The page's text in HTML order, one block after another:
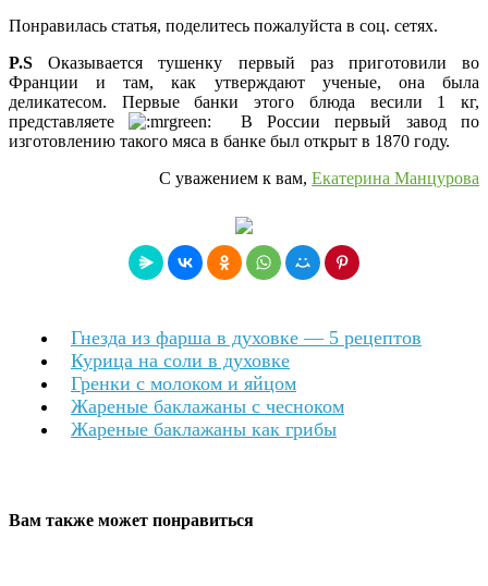
Понравилась статья, поделитесь пожалуйста в соц. сетях.
P.S Оказывается тушенку первый раз приготовили во
Франции и там, как утверждают ученые, она была
деликатесом. Первые банки этого блюда весили 1 кг,
представляете
В России первый завод по
изготовлению такого мяса в банке был открыт в 1870 году.
С уважением к вам, Екатерина Манцурова
Гнезда из фарша в духовке — 5 рецептов
Курица на соли в духовке
Гренки с молоком и яйцом
Жареные баклажаны с чесноком
Жареные баклажаны как грибы
Вам также может понравиться